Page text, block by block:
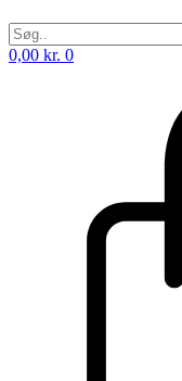
0,00 kr. 0